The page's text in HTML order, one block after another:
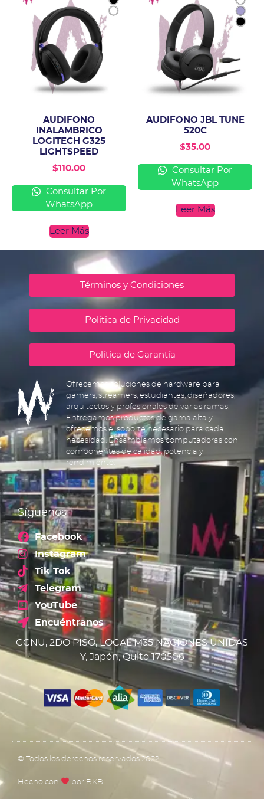
AUDIFONO
INALAMBRICO
LOGITECH G325
LIGHTSPEED
$110.00
Consultar Por
WhatsApp
Leer Más
AUDIFONO JBL TUNE
520C
$35.00
Consultar Por
WhatsApp
Leer Más
Términos y Condiciones
Política de Privacidad
Política de Garantía
Ofrecemos soluciones de hardware para
gamers, streamers, estudiantes, diseñadores,
arquitectos y profesionales de varias ramas.
Entregamos productos de gama alta y
ofrecemos el soporte necesario para cada
necesidad. Ensamblamos computadoras con
componentes de calidad, potencia y
rendimiento.
Síguenos
Facebook
Instagram
Tik Tok
Telegram
YouTube
Encuéntranos
CCNU, 2DO PISO, LOCAL M35 NACIONES UNIDAS
Y, Japón, Quito 170506
© Todos los derechos reservados 2022
Hecho con por BKB​​